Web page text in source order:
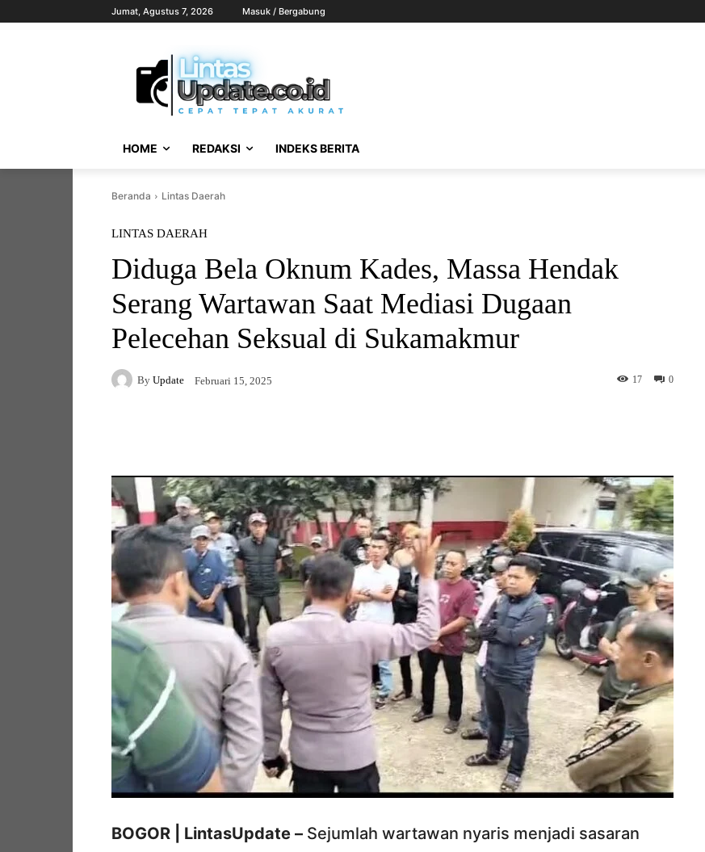
Jumat, Agustus 7, 2026 Masuk / Bergabung
HOME REDAKSI INDEKS BERITA
Beranda Lintas Daerah
LINTAS DAERAH
Diduga Bela Oknum Kades, Massa Hendak
Serang Wartawan Saat Mediasi Dugaan
Pelecehan Seksual di Sukamakmur
By Update Februari 15, 2025 0
17
BOGOR | LintasUpdate – Sejumlah wartawan nyaris menjadi sasaran